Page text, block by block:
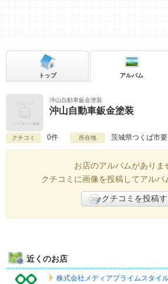
沖山自動車鈑金塗装
沖山自動車鈑金塗装
クチコミ 0件 所在地 茨城県つくば市
トップ アルバム
お店のアルバムがありま
クチコミに画像を投稿してアルバ
クチコミを投稿す
近くのお店
株式会社メディアプライムスタイ